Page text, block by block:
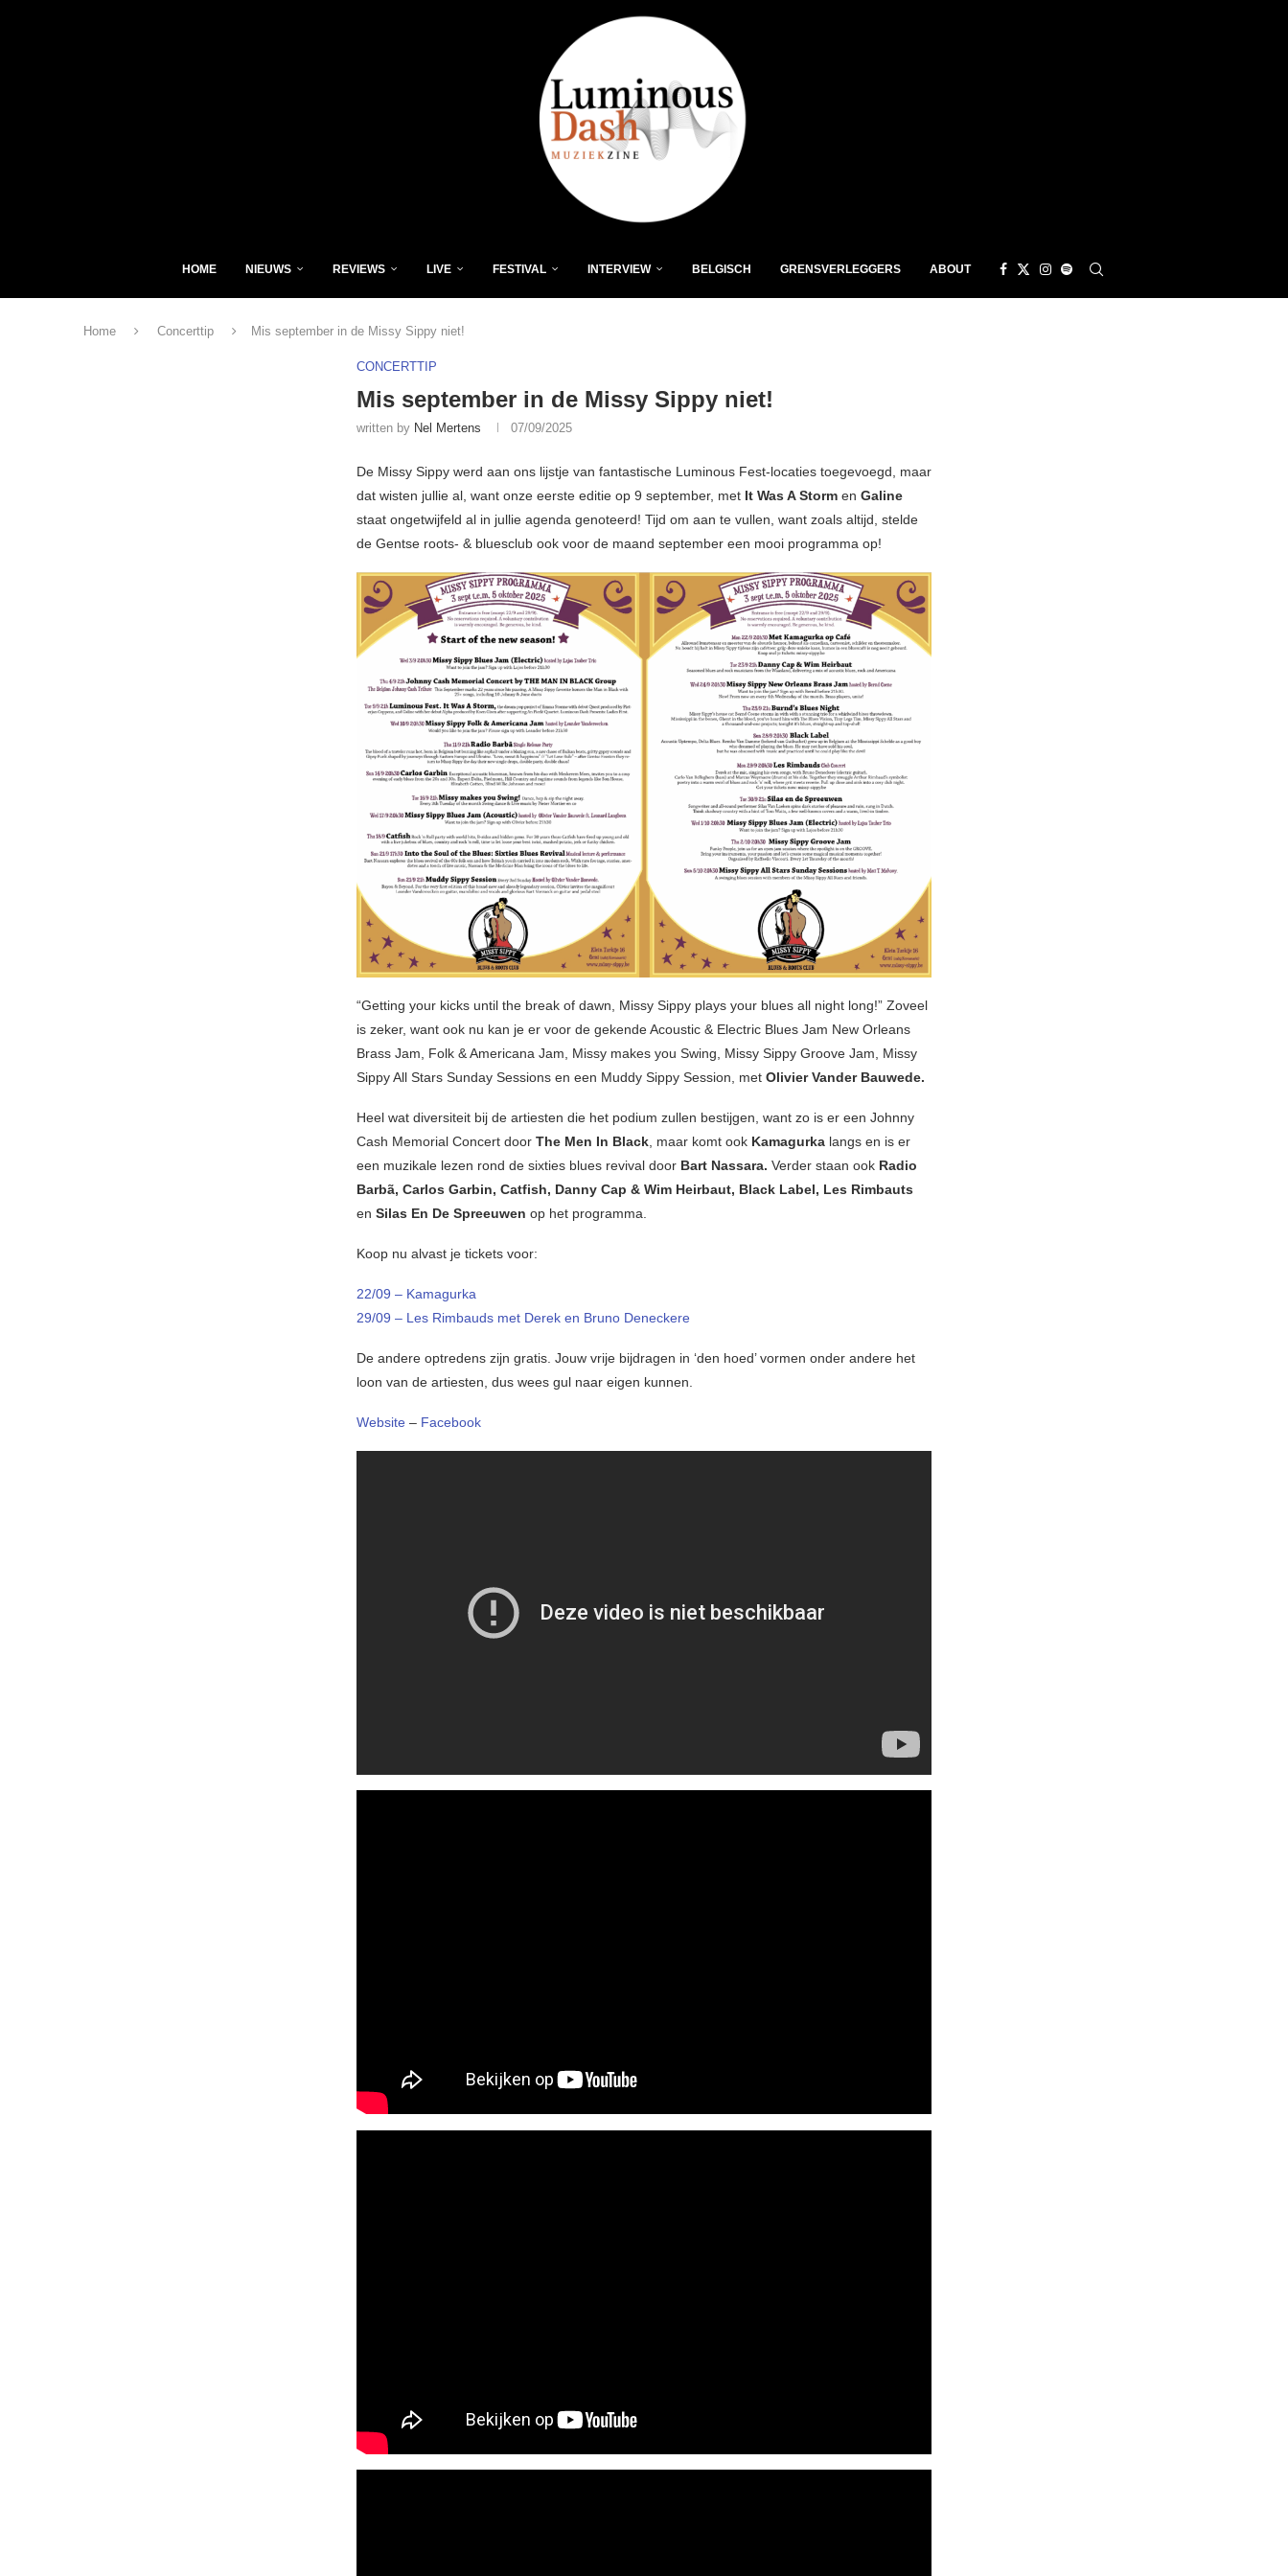
HOME NIEUWS REVIEWS LIVE FESTIVAL INTERVIEW BELGISCH GRENSVERLEGGERS ABOUT
Home Concerttip Mis september in de Missy Sippy niet!
CONCERTTIP
Mis september in de Missy Sippy niet!
written by Nel Mertens 07/09/2025
De Missy Sippy werd aan ons lijstje van fantastische Luminous Fest-locaties toegevoegd, maar
dat wisten jullie al, want onze eerste editie op 9 september, met It Was A Storm en Galine
staat ongetwijfeld al in jullie agenda genoteerd! Tijd om aan te vullen, want zoals altijd, stelde
de Gentse roots- & bluesclub ook voor de maand september een mooi programma op!
“Getting your kicks until the break of dawn, Missy Sippy plays your blues all night long!” Zoveel
is zeker, want ook nu kan je er voor de gekende Acoustic & Electric Blues Jam New Orleans
Brass Jam, Folk & Americana Jam, Missy makes you Swing, Missy Sippy Groove Jam, Missy
Sippy All Stars Sunday Sessions en een Muddy Sippy Session, met Olivier Vander Bauwede.
Heel wat diversiteit bij de artiesten die het podium zullen bestijgen, want zo is er een Johnny
Cash Memorial Concert door The Men In Black , maar komt ook Kamagurka langs en is er
een muzikale lezen rond de sixties blues revival door Bart Nassara. Verder staan ook Radio
Barbã, Carlos Garbin, Catfish, Danny Cap & Wim Heirbaut, Black Label, Les Rimbauts
en Silas En De Spreeuwen op het programma.
Koop nu alvast je tickets voor:
22/09 – Kamagurka
29/09 – Les Rimbauds met Derek en Bruno Deneckere
De andere optredens zijn gratis. Jouw vrije bijdragen in ‘den hoed’ vormen onder andere het
loon van de artiesten, dus wees gul naar eigen kunnen.
Website – Facebook